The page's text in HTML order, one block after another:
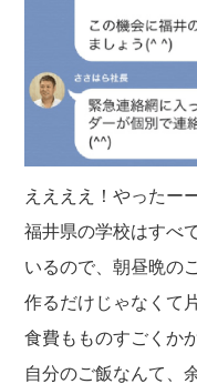
ええええ！やったー
福井県の学校はすべ
いるので、朝昼晩の
作るだけじゃなくて
食費もものすごくか
自分のご飯なんて、